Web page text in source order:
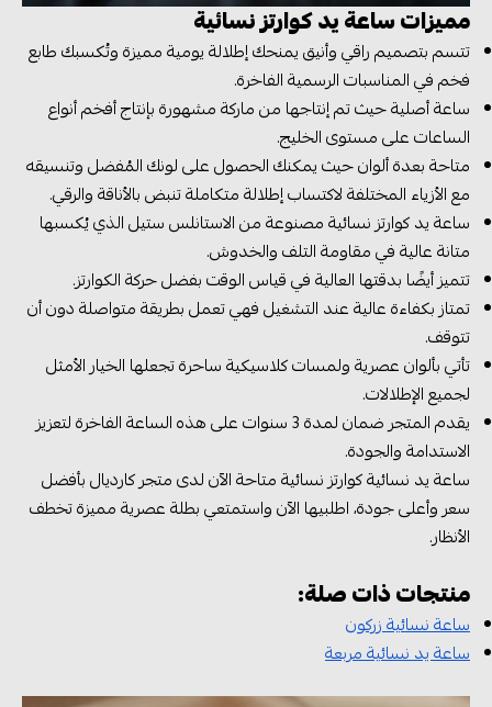
مميزات ساعة يد كوارتز نسائية
تتسم بتصميم راقي وأنيق يمنحك إطلالة يومية مميزة وتُكسبك طابع
فخم في المناسبات الرسمية الفاخرة.
ساعة أصلية حيث تم إنتاجها من ماركة مشهورة بإنتاج أفخم أنواع
الساعات على مستوى الخليج.
متاحة بعدة ألوان حيث يمكنك الحصول على لونك المُفضل وتنسيقه
مع الأزياء المختلفة لاكتساب إطلالة متكاملة تنبض بالأناقة والرقي.
ساعة يد كوارتز نسائية مصنوعة من الاستانلس ستيل الذي يُكسبها
متانة عالية في مقاومة التلف والخدوش.
تتميز أيضًا بدقتها العالية في قياس الوقت بفضل حركة الكوارتز.
تمتاز بكفاءة عالية عند التشغيل فهي تعمل بطريقة متواصلة دون أن
تتوقف.
تأتي بألوان عصرية ولمسات كلاسيكية ساحرة تجعلها الخيار الأمثل
لجميع الإطلالات.
يقدم المتجر ضمان لمدة 3 سنوات على هذه الساعة الفاخرة لتعزيز
الاستدامة والجودة.
ساعة يد نسائية كوارتز نسائية متاحة الآن لدى متجر كارديال بأفضل
سعر وأعلى جودة، اطلبيها الآن واستمتعي بطلة عصرية مميزة تخطف
الأنظار.
منتجات ذات صلة:
ساعة نسائية زركون
ساعة يد نسائية مربعة